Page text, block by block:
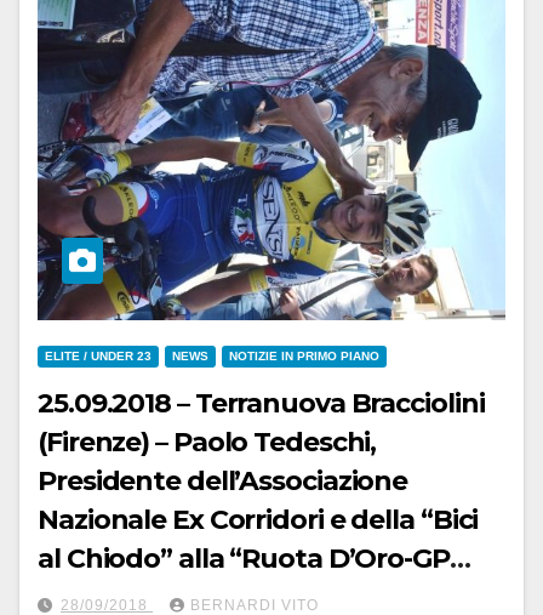
ELITE / UNDER 23 NEWS NOTIZIE IN PRIMO PIANO
25.09.2018 – Terranuova Bracciolini
(Firenze) – Paolo Tedeschi,
Presidente dell’Associazione
Nazionale Ex Corridori e della “Bici
al Chiodo” alla “Ruota D’Oro-GP
Festa del Perdono – Fotoservizio di
28/09/2018 BERNARDI VITO